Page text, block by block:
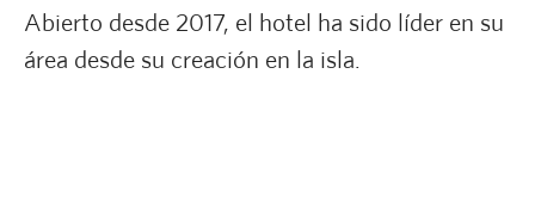
Abierto desde 2017, el hotel ha sido líder en su
área desde su creación en la isla.